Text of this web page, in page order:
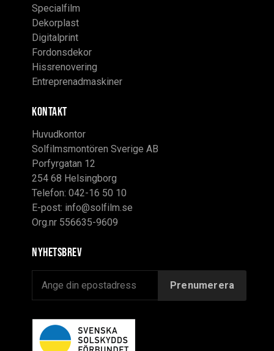
Specialfilm
Dekorplast
Digitalprint
Fordonsdekor
Hissrenovering
Entreprenadmaskiner
KONTAKT
Huvudkontor
Solfilmsmontören Sverige AB
Porfyrgatan 12
254 68 Helsingborg
Telefon: 042-16 50 10
E-post: info@solfilm.se
Org.nr 556635-9609
Nyhetsbrev